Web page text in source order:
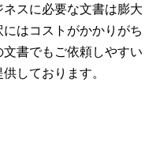
スに必要な文書は膨大
はコストがかかりがち
書でもご依頼しやすい
しております。